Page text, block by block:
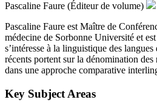
Pascaline Faure (Éditeur de volume)
Pascaline Faure est Maître de
médecine de Sorbonne Université et
s’intéresse à la linguistique des
récents portent sur la dénomination des
dans une approche comparative
Key Subject Areas